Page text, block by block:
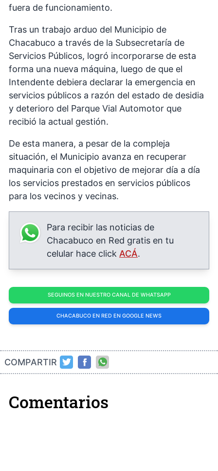
fuera de funcionamiento.
Tras un trabajo arduo del Municipio de
Chacabuco a través de la Subsecretaría de
Servicios Públicos, logró incorporarse de esta
forma una nueva máquina, luego de que el
Intendente debiera declarar la emergencia en
servicios públicos a razón del estado de desidia
y deterioro del Parque Vial Automotor que
recibió la actual gestión.
De esta manera, a pesar de la compleja
situación, el Municipio avanza en recuperar
maquinaria con el objetivo de mejorar día a día
los servicios prestados en servicios públicos
para los vecinos y vecinas.
Para recibir las noticias de
Chacabuco en Red gratis en tu
celular hace click ACÁ.
SEGUINOS EN NUESTRO CANAL DE WHATSAPP
CHACABUCO EN RED EN GOOGLE NEWS
COMPARTIR
Comentarios